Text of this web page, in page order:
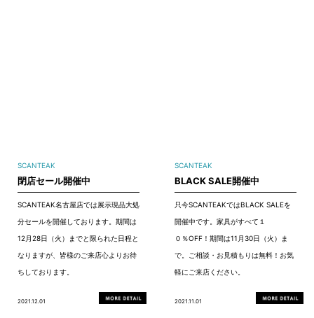
SCANTEAK
閉店セール開催中
SCANTEAK名古屋店では展示現品大処
分セールを開催しております。期間は
12月28日（火）までと限られた日程と
なりますが、皆様のご来店心よりお待
ちしております。
2021.12.01
SCANTEAK
BLACK SALE開催中
只今SCANTEAKではBLACK SALEを
開催中です。家具がすべて１
０％OFF！期間は11月30日（火）ま
で。ご相談・お見積もりは無料！お気
軽にご来店ください。
2021.11.01